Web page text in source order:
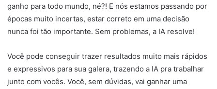
ganho para todo mundo, né?! E nós estamos passando por
épocas muito incertas, estar correto em uma decisão
nunca foi tão importante. Sem problemas, a IA resolve!
Você pode conseguir trazer resultados muito mais rápidos
e expressivos para sua galera, trazendo a IA pra trabalhar
junto com vocês. Você, sem dúvidas, vai ganhar uma